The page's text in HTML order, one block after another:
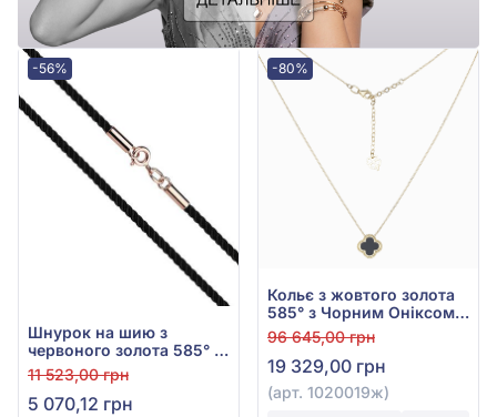
-56%
Шнурок на шию з
червоного золота 585° з
чорним текстилем, арт.
950058
11 523,00 грн
5 070,12 грн
-80%
Кольє з жовтого золота
585° з Чорним Оніксом,
арт. 1020019ж
96 645,00 грн
19 329,00 грн
(арт. 1020019ж)